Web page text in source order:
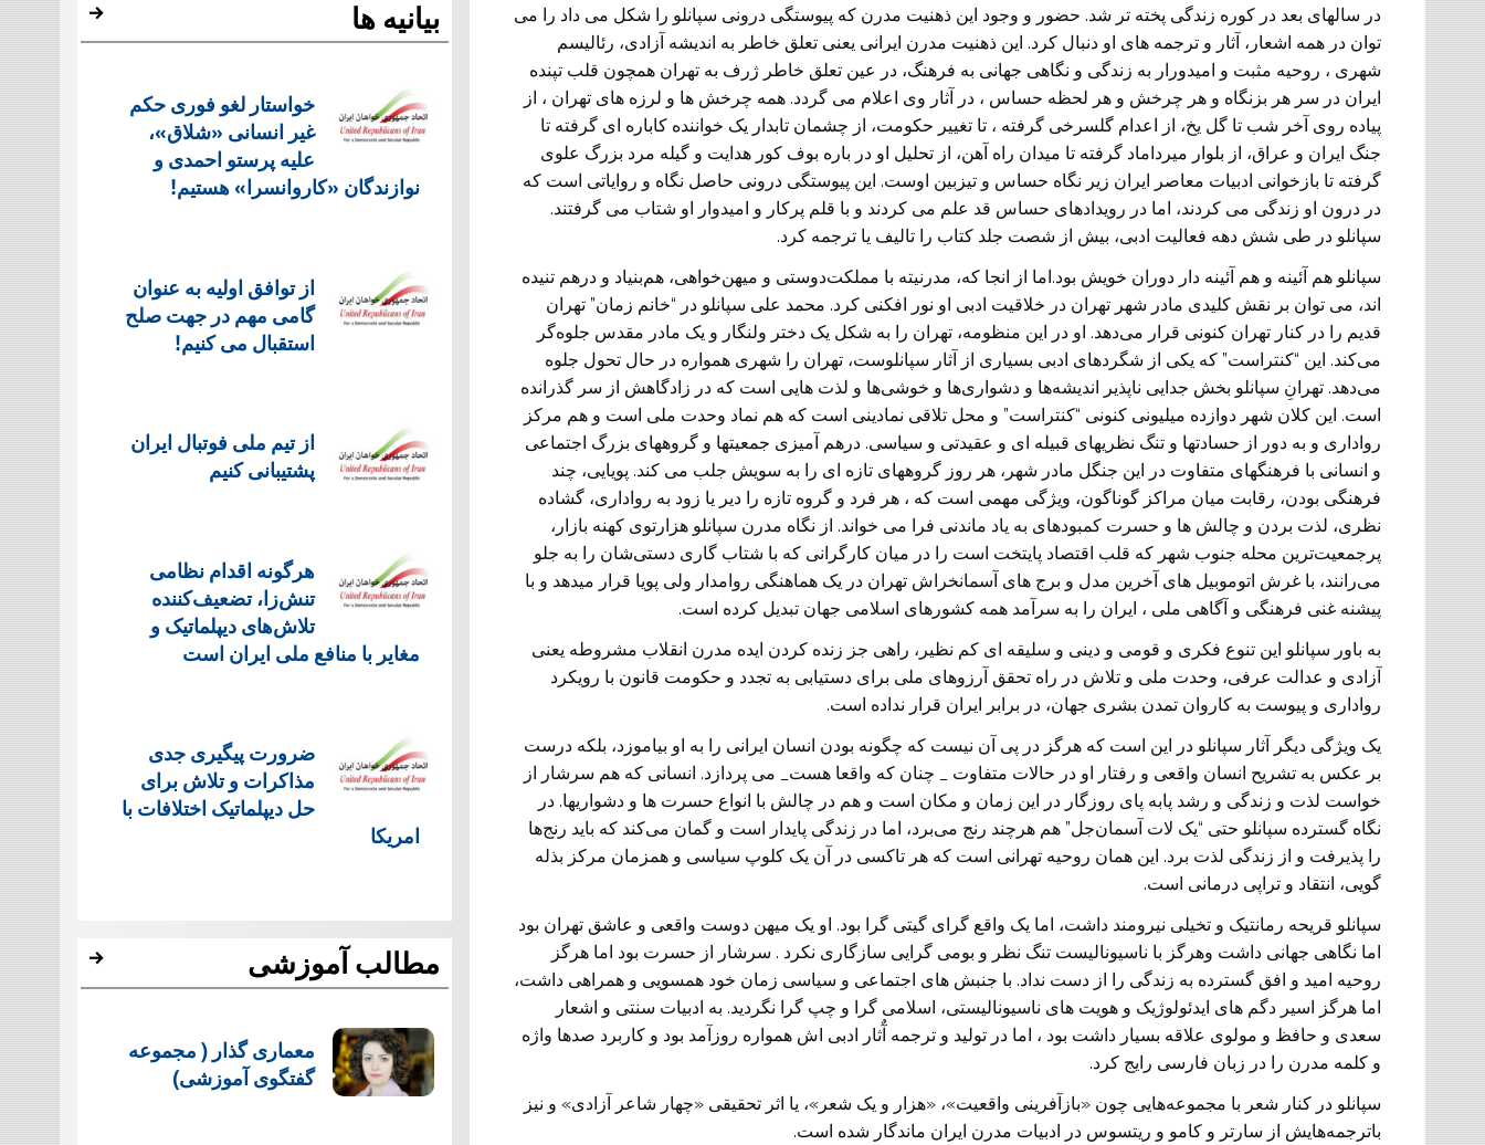
در سالهای بعد در کوره زندگی پخته تر شد. حضور و وجود این ذهنیت مدرن که پیوستگی درونی سپانلو را شکل می داد را می
توان در همه اشعار، آثار و ترجمه های او دنبال کرد. این ذهنیت مدرن ایرانی یعنی تعلق خاطر به اندیشه آزادی، رئالیسم
شهری ، روحیه مثبت و امیدورار به زندگی و نگاهی جهانی به فرهنگ، در عین تعلق خاطر ژرف به تهران همچون قلب تپنده
ایران در سر هر بزنگاه و هر چرخش و هر لحظه حساس ، در آثار وی اعلام می گردد. همه چرخش ها و لرزه های تهران ، از
پیاده روی آخر شب تا گل یخ، از اعدام گلسرخی گرفته ، تا تغییر حکومت، از چشمان تابدار یک خواننده کاباره ای گرفته تا
جنگ ایران و عراق، از بلوار میرداماد گرفته تا میدان راه آهن، از تحلیل او در باره بوف کور هدایت و گیله مرد بزرگ علوی
گرفته تا بازخوانی ادبیات معاصر ایران زیر نگاه حساس و تیزبین اوست. اين پیوستگی درونی حاصل نگاه و رواياتی است که
در درون او زندگی می کردند، اما در رویدادهای حساس قد علم می کردند و با قلم پرکار و امیدوار او شتاب می گرفتند.
سپانلو در طی شش دهه فعالیت ادبی، بیش از شصت جلد کتاب را تالیف یا ترجمه کرد.
سپانلو هم آئينه و هم آئينه دار دوران خويش بود.اما از انجا که، مدرنیته با مملکت‌دوستی و میهن‌خواهی، هم‌بنیاد و درهم تنیده
اند، می توان بر نقش کلیدی مادر شهر تهران در خلاقیت ادبی او نور افکنی کرد. محمد علی سپانلو در “خانم زمان” تهران
قدیم را در کنار تهران کنونی قرار می‌دهد. او در این منظومه، تهران را به شکل یک دختر ولنگار و یک مادر مقدس جلوه‌گر
می‌کند. این “کنتراست” که یکی از شگردهای ادبی بسیاری از آثار سپانلوست، تهران را شهری همواره در حال تحول جلوه
می‌دهد. تهرانِ سپانلو بخش جدایی ناپذیر اندیشه‌ها و دشواری‌ها و خوشی‌ها و لذت هایی است که در زادگاهش از سر گذرانده
است. این کلان شهر دوازده میلیونی کنونی “کنتراست” و محل تلاقی نمادینی است که هم نماد وحدت ملی است و هم مرکز
رواداری و به دور از حسادتها و تنگ نظریهای قبیله ای و عقیدتی و سیاسی. درهم آميزی جمعيتها و گروههای بزرگ اجتماعی
و انسانی با فرهنگهای متفاوت در این جنگل مادر شهر، هر روز گروههای تازه ای را به سویش جلب می کند. پويايی، چند
فرهنگی بودن، رقابت ميان مراکز گوناگون، ویژگی مهمی است که ، هر فرد و گروه تازه را دیر یا زود به رواداری، گشاده
نظری، لذت بردن و چالش ها و حسرت کمبودهای به یاد ماندنی فرا می خواند. از نگاه مدرن سپانلو هزارتوی کهنه بازار،
پرجمعیت‌ترین محله جنوب شهر که قلب اقتصاد پایتخت است را در میان کارگرانی که با شتاب گاری دستی‌شان را به جلو
می‌رانند، با غرش اتوموبیل های آخرین مدل و برج های آسمانخراش تهران در یک هماهنگی روامدار ولی پویا قرار میدهد و با
پیشنه غنی فرهنگی و آگاهی ملی ، ایران را به سرآمد همه کشورهای اسلامی جهان تبدیل کرده است.
به باور سپانلو این تنوع فکری و قومی و دینی و سلیقه ای کم نظیر، راهی جز زنده کردن ایده مدرن انقلاب مشروطه یعنی
آزادی و عدالت عرفی، وحدت ملی و تلاش در راه تحقق آرزوهای ملی برای دستيابی به تجدد و حکومت قانون با رویکرد
رواداری و پیوست به کاروان تمدن بشری جهان، در برابر ایران قرار نداده است.
یک ویژگی دیگر آثار سپانلو در این است که هرگز در پی آن نيست که چگونه بودن انسان ایرانی را به او بياموزد، بلکه درست
بر عکس به تشريح انسان واقعی و رفتار او در حالات متفاوت _ چنان که واقعا هست_ می پردازد. انسانی که هم سرشار از
خواست لذت و زندگی و رشد پابه پای روزگار در این زمان و مکان است و هم در چالش با انواع حسرت ها و دشواریها. در
نگاه گسترده سپانلو حتی “یک لات آسمان‌جل” هم هرچند رنج می‌برد، اما در زندگی پایدار است و گمان می‌کند که باید رنج‌ها
را پذیرفت و از زندگی لذت برد. این همان روحیه تهرانی است که هر تاکسی در آن یک کلوپ سیاسی و همزمان مرکز بذله
گویی، انتقاد و تراپی درمانی است.
سپانلو قریحه رمانتیک و تخیلی نیرومند داشت، اما یک واقع گرای گیتی گرا بود. او یک میهن دوست واقعی و عاشق تهران بود
اما نگاهی جهانی داشت وهرگز با ناسیونالیست تنگ نظر و بومی گرایی سازگاری نکرد . سرشار از حسرت بود اما هرگز
روحیه امید و افق گسترده به زندگی را از دست نداد. با جنبش های اجتماعی و سیاسی زمان خود همسویی و همراهی داشت،
اما هرگز اسیر دگم های ایدئولوژیک و هویت های ناسیونالیستی، اسلامی گرا و چپ گرا نگردید. به ادبیات سنتی و اشعار
سعدی و حافظ و مولوی علاقه بسیار داشت بود ، اما در تولید و ترجمه آٌثار ادبی اش همواره روزآمد بود و کاربرد صدها واژه
و کلمه مدرن را در زبان فارسی رایج کرد.
سپانلو در کنار شعر با مجموعه‌هایی چون «بازآفرینی واقعیت»، «هزار و یک شعر»، یا اثر تحقیقی «چهار شاعر آزادی» و نیز
باترجمه‌هایش از سارتر و کامو و ریتسوس در ادبیات مدرن ایران ماندگار شده است.
بیانیه ها
خواستار لغو فوری حکم
غیر انسانی «شلاق»،
علیه پرستو احمدی و
نوازندگان «کاروانسرا» هستیم!
از توافق اولیه به عنوان
گامی مهم در جهت صلح
استقبال می کنیم!
از تیم ملی فوتبال ایران
پشتیبانی کنیم
هرگونه اقدام نظامی
تنش‌زا، تضعیف‌کننده
تلاش‌های دیپلماتیک و
مغایر با منافع ملی ایران است
ضرورت پیگیری جدی
مذاکرات و تلاش برای
حل دیپلماتیک اختلافات با
امریکا
مطالب آموزشی
معماری گذار ( مجموعه
گفتگوی آموزشی)